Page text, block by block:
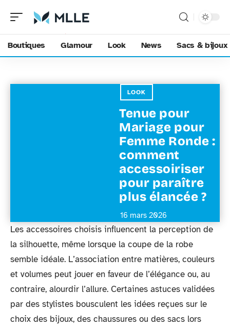
Boutiques Glamour Look News Sacs & bijoux
LOOK
Tenue pour
Mariage pour
Femme Ronde :
comment
accessoiriser
pour paraître
plus élancée ?
16 mars 2026
Les accessoires choisis influencent la perception de
la silhouette, même lorsque la coupe de la robe
semble idéale. L’association entre matières, couleurs
et volumes peut jouer en faveur de l’élégance ou, au
contraire, alourdir l’allure. Certaines astuces validées
par des stylistes bousculent les idées reçues sur le
choix des bijoux, des chaussures ou des sacs lors